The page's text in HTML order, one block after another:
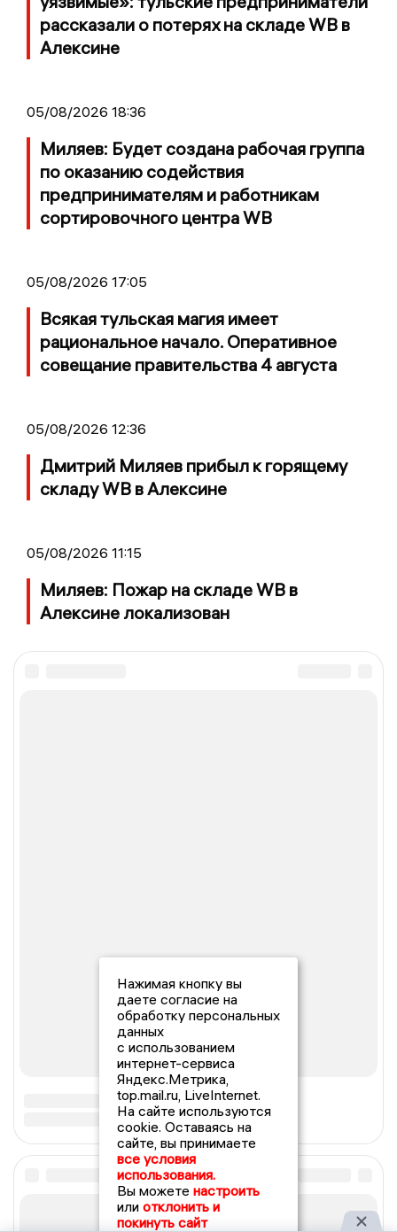
рассказали о потерях на складе WB в
Алексине
05/08/2026 18:36
Миляев: Будет создана рабочая группа
по оказанию содействия
предпринимателям и работникам
сортировочного центра WB
05/08/2026 17:05
Всякая тульская магия имеет
рациональное начало. Оперативное
совещание правительства 4 августа
05/08/2026 12:36
Дмитрий Миляев прибыл к горящему
складу WB в Алексине
05/08/2026 11:15
Миляев: Пожар на складе WB в
Алексине локализован
Нажимая кнопку вы
даете согласие на
обработку персональных
данных
с использованием
интернет-сервиса
Яндекс.Метрика,
top.mail.ru, LiveInternet.
На сайте используются
cookie. Оставаясь на
сайте, вы принимаете
все условия
использования.
Вы можете настроить
или отклонить и
покинуть сайт